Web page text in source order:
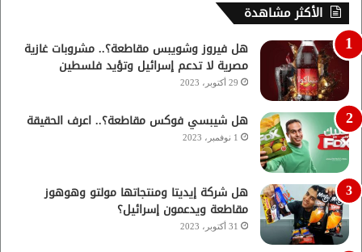
الأكثر مشاهدة
هل فيروز وشويبس مقاطعة؟.. مشروبات غازية
مصرية لا تدعم إسرائيل وتؤيد فلسطين
29 أكتوبر، 2023
هل شيبسي فوكس مقاطعة؟.. اعرف الحقيقة
1 نوفمبر، 2023
هل شركة إيديتا ومنتجاتها مولتو وهوهوز
مقاطعة ويدعمون إسرائيل؟
31 أكتوبر، 2023